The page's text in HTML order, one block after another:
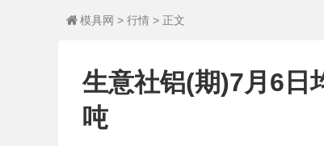
 模具网 > 行情 > 正文
生意社铝(期)7月6日
吨